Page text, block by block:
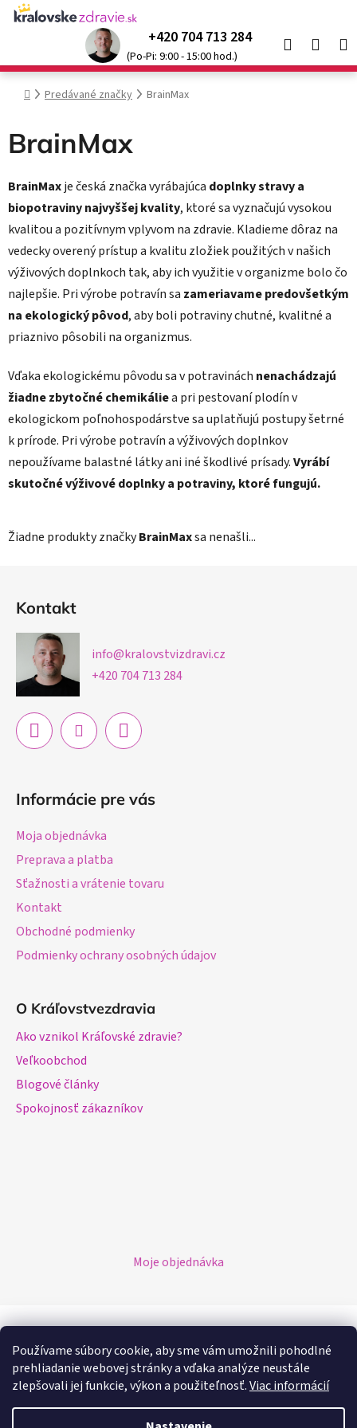
Používame súbory cookie, aby sme vám umožnili pohodlné
prehliadanie webovej stránky a vďaka analýze neustále
zlepšovali jej funkcie, výkon a použiteľnosť.Viac informácií
Prejsť
Kráľovské produkty sozľavou až 52 % 🌞
+420 704 713 284
(Po-Pi: 9:00 - 15:00 hod.)
Hľadať
Domov
Predávané značky BrainMax
BrainMax
BrainMaxje česká značka vyrábajúca doplnky stravy a
biopotraviny najvyššej kvality, ktoré sa vyznačujú vysokou
kvalitou a pozitívnym vplyvom na zdravie. Kladieme dôraz na
vedecky overený prístup a kvalitu zložiek použitých v našich
výživových doplnkoch tak, aby ich využitie v organizme bolo čo
najlepšie. Pri výrobe potravín sa zameriavame predovšetkým
na ekologický pôvod, aby boli potraviny chutné, kvalitné a
priaznivo pôsobili na organizmus.
Vďaka ekologickému pôvodu sa v potravinách nenachádzajú
žiadne zbytočné chemikáliea pri pestovaní plodín v
ekologickom poľnohospodárstve sa uplatňujú postupy šetrné
k prírode. Pri výrobe potravín a výživových doplnkov
nepoužívame balastné látky ani iné škodlivé prísady.Vyrábí
skutočné výživové doplnky a potraviny, ktoré fungujú.
Žiadne produkty značkyBrainMaxsa nenašli...
Kontakt
info@kralovstvizdravi.cz
+420 704 713 284
Informácie pre vás
Moja objednávka
Preprava a platba
Sťažnosti a vrátenie tovaru
Kontakt
Obchodné podmienky
Podmienky ochrany osobných údajov
O Kráľovstvezdravia
Ako vznikol Kráľovské zdravie?
Veľkoobchod
Blogové články
Spokojnosť zákazníkov
Moje objednávka
Možnosti dopravy